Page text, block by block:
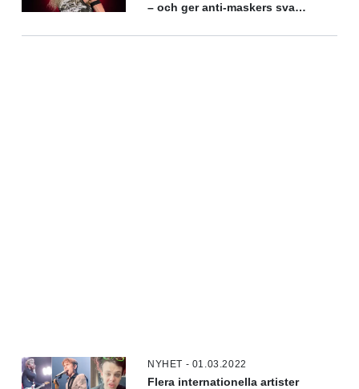
– och ger anti-maskers svar
NYHET - 01.03.2022
Flera internationella artister